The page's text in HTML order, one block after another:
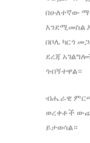
በሁለተኛው
እንደሚመስል
በቦሌ ካርጎ
ደረጃ
ጎብኝተዋል።
ብሔራዊ
ወረቀቶች ውጪ
ይታወሳል።